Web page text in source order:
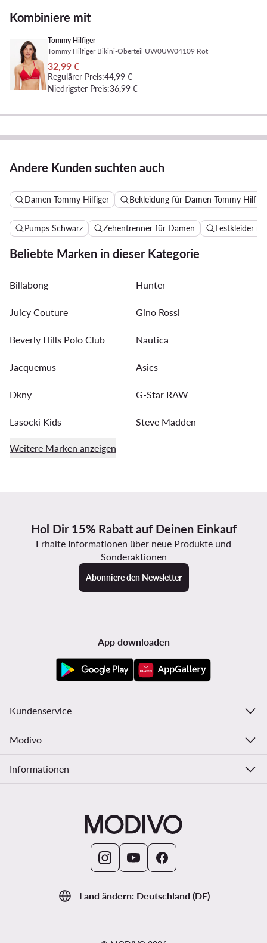
Kombiniere mit
Tommy Hilfiger
Tommy Hilfiger Bikini-Oberteil UW0UW04109 Rot
32,99 €
Regulärer Preis:44,99 €
Niedrigster Preis:36,99 €
Andere Kunden suchten auch
Damen Tommy Hilfiger Bekleidung für Damen Tommy
Pumps Schwarz Zehentrenner für Damen Festkleider
Beliebte Marken in dieser Kategorie
Billabong Hunter
Juicy Couture Gino Rossi
Beverly Hills Polo Club Nautica
Jacquemus Asics
Dkny G-Star RAW
Lasocki Kids Steve Madden
Weitere Marken anzeigen
Hol Dir 15% Rabatt auf Deinen Einkauf
Erhalte Informationen über neue Produkte und
Sonderaktionen
Abonniere den Newsletter
Land ändern: Deutschland (DE)
App downloaden
Kundenservice
Modivo
Informationen